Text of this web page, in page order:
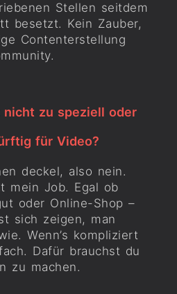
Stellen seitdem
besetzt. Kein Zauber,
Contenterstellung
zu speziell oder
für Video?
deckel, also nein.
mein Job. Egal ob
oder Online-Shop –
sich zeigen, man
Wenn’s kompliziert
Dafür brauchst du
zu machen.